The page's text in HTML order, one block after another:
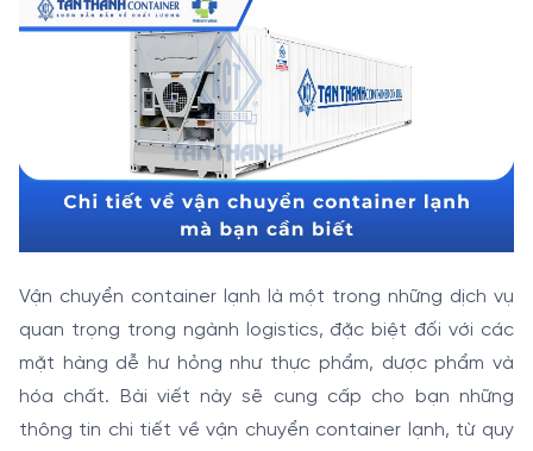
Vận chuyển container lạnh là một trong những dịch vụ
quan trọng trong ngành logistics, đặc biệt đối với các
mặt hàng dễ hư hỏng như thực phẩm, dược phẩm và
hóa chất. Bài viết này sẽ cung cấp cho bạn những
thông tin chi tiết về vận chuyển container lạnh, từ quy